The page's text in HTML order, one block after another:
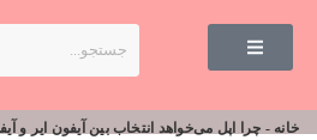
خانه - چرا اپل می‌خواهد انتخاب بین آیفون ایر و آیفون ۱۷ پرو برای شما به یک کابوس تبدیل